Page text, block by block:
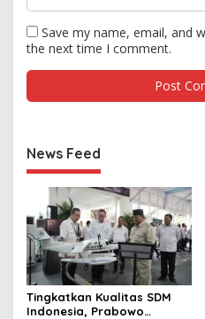
Save my name, email, and
the next time I comment.
News Feed
Tingkatkan Kualitas SDM
Indonesia, Prabowo